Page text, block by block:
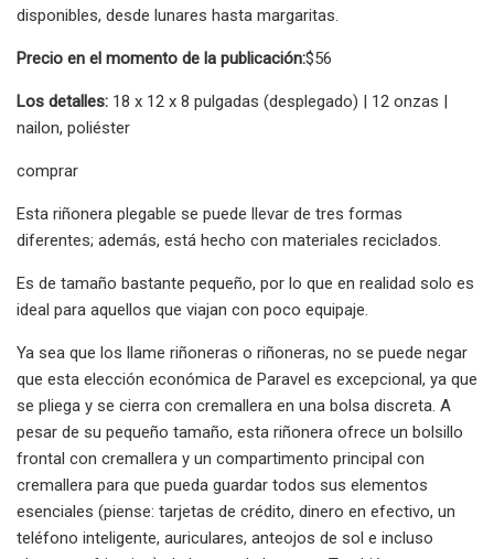
disponibles, desde lunares hasta margaritas.
Precio en el momento de la publicación:$56
Los detalles: 18 x 12 x 8 pulgadas (desplegado) | 12 onzas |
nailon, poliéster
comprar
Esta riñonera plegable se puede llevar de tres formas
diferentes; además, está hecho con materiales reciclados.
Es de tamaño bastante pequeño, por lo que en realidad solo es
ideal para aquellos que viajan con poco equipaje.
Ya sea que los llame riñoneras o riñoneras, no se puede negar
que esta elección económica de Paravel es excepcional, ya que
se pliega y se cierra con cremallera en una bolsa discreta. A
pesar de su pequeño tamaño, esta riñonera ofrece un bolsillo
frontal con cremallera y un compartimento principal con
cremallera para que pueda guardar todos sus elementos
esenciales (piense: tarjetas de crédito, dinero en efectivo, un
teléfono inteligente, auriculares, anteojos de sol e incluso